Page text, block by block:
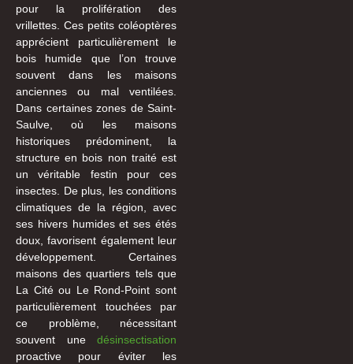
pour la prolifération des
vrillettes. Ces petits coléoptères
apprécient particulièrement le
bois humide que l’on trouve
souvent dans les maisons
anciennes ou mal ventilées.
Dans certaines zones de Saint-
Saulve, où les maisons
historiques prédominent, la
structure en bois non traité est
un véritable festin pour ces
insectes. De plus, les conditions
climatiques de la région, avec
ses hivers humides et ses étés
doux, favorisent également leur
développement. Certaines
maisons des quartiers tels que
La Cité ou Le Rond-Point sont
particulièrement touchées par
ce problème, nécessitant
souvent une désinsectisation
proactive pour éviter les